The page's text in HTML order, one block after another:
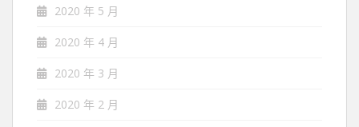
2020 年 5 月
2020 年 4 月
2020 年 3 月
2020 年 2 月